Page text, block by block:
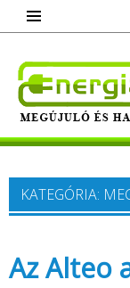
content
Megújuló
Minden,
KATEGÓRIA:
Az Alteo